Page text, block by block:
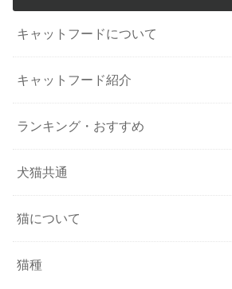
キャットフードについて
キャットフード紹介
ランキング・おすすめ
犬猫共通
猫について
猫種